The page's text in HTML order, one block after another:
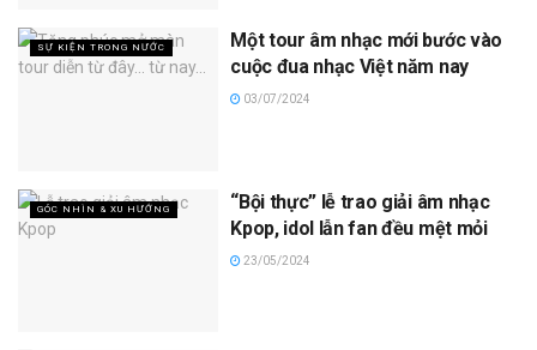
SỰ KIỆN TRONG NƯỚC
Một tour âm nhạc mới bước vào
cuộc đua nhạc Việt năm nay
03/07/2024
GÓC NHÌN & XU HƯỚNG
“Bội thực” lễ trao giải âm nhạc
Kpop, idol lẫn fan đều mệt mỏi
23/05/2024